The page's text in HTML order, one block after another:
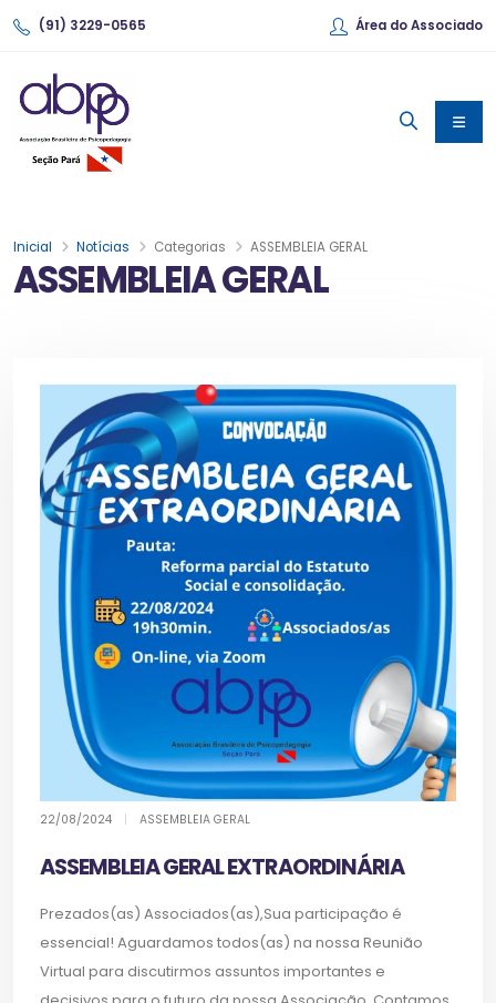
(91) 3229-0565 Área do Associado
ASSEMBLEIA GERAL
Inicial Notícias Categorias ASSEMBLEIA GERAL
22/08/2024 | ASSEMBLEIA GERAL
ASSEMBLEIA GERAL EXTRAORDINÁRIA
Prezados(as) Associados(as),Sua participação é
essencial! Aguardamos todos(as) na nossa Reunião
Virtual para discutirmos assuntos importantes e